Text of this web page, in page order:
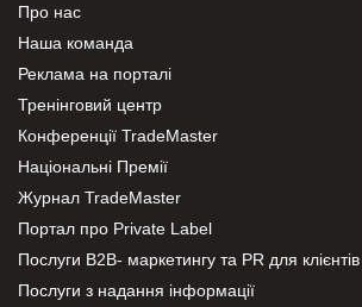
Про нас
Наша команда
Реклама на порталі
Тренінговий центр
Конференції TradeMaster
Національні Премії
Журнал TradeMaster
Портал про Private Label
Послуги В2В- маркетингу та PR для клієнтів
Послуги з надання інформації